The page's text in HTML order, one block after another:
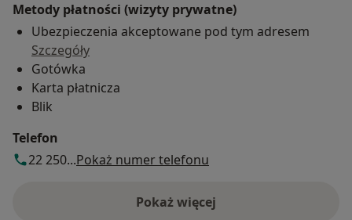
Metody płatności (wizyty prywatne)
Ubezpieczenia akceptowane pod tym adresem
Szczegóły
Gotówka
Karta płatnicza
Blik
Telefon
22 250...Pokaż numer telefonu
Pokaż więcej
o adresie